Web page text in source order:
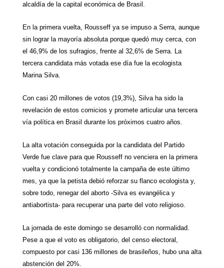
alcaldía de la capital económica de Brasil.
En la primera vuelta, Rousseff ya se impuso a Serra, aunque
sin lograr la mayoría absoluta porque quedó muy cerca, con
el 46,9% de los sufragios, frente al 32,6% de Serra. La
tercera candidata más votada ese día fue la ecologista
Marina Silva.
Con casi 20 millones de votos (19,3%), Silva ha sido la
revelación de estos comicios y promete articular una tercera
vía política en Brasil durante los próximos cuatro años.
La alta votación conseguida por la candidata del Partido
Verde fue clave para que Rousseff no venciera en la primera
vuelta y condicionó totalmente la campaña de este último
mes, ya que la petista debió reforzar su flanco ecologista y,
sobre todo, renegar del aborto -Silva es evangélica y
antiabortista- para recuperar una parte del voto religioso.
La jornada de este domingo se desarrolló con normalidad.
Pese a que el voto es obligatorio, del censo electoral,
compuesto por casi 136 millones de brasileños, hubo una alta
abstención del 20%.